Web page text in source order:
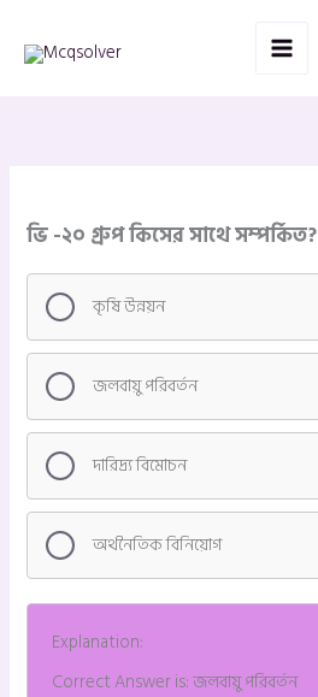
content
ভি -২০ গ্রুপ কিসের সাথে সম্পর্কিত?
কৃষি উন্নয়ন
জলবায়ু পরিবর্তন
দারিদ্র্য বিমোচন
অর্থনৈতিক বিনিয়োগ
Explanation:
Correct Answer is: জলবায়ু পরিবর্তন